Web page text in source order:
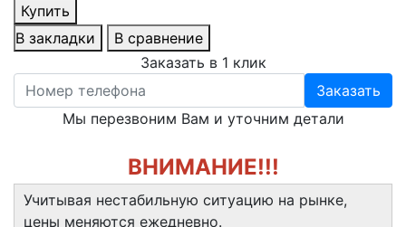
Купить
В закладки
В сравнение
Заказать в 1 клик
Заказать
Мы перезвоним Вам и уточним детали
ВНИМАНИЕ!!!
Учитывая нестабильную ситуацию на рынке,
цены меняются ежедневно.